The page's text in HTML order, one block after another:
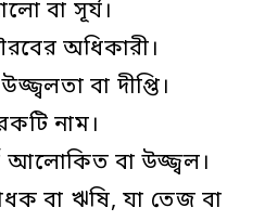
বা সূর্য।
অধিকারী।
বা দীপ্তি।
নাম।
আলোকিত বা উজ্জ্বল।
বা ঋষি, যা তেজ বা